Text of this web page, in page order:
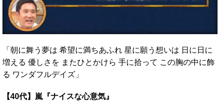
「朝に舞う夢は 希望に満ちあふれ 星に願う想いは 日に日に
増える 優しさを またひとかけら 手に拾って この胸の中に飾
る ワンダフルデイズ」
【40代】嵐『ナイスな心意気』